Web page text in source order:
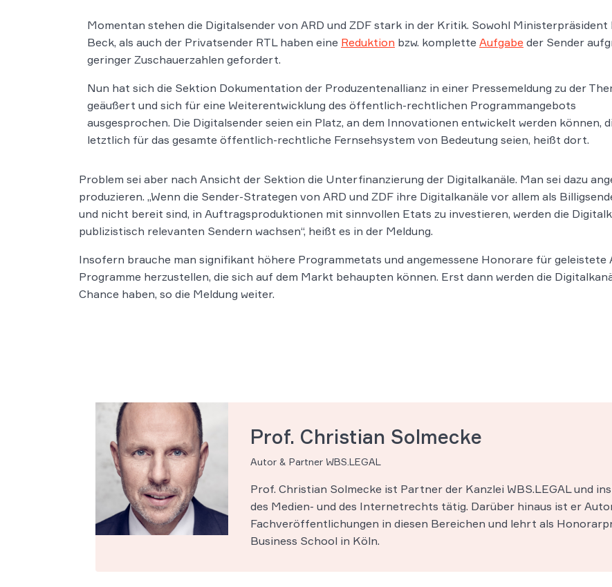
Momentan stehen die Digitalsender von ARD und ZDF stark in der Kritik. Sowohl
Beck, als auch der Privatsender RTL haben eine Reduktion bzw. komplette Aufgabe der Sender
geringer Zuschauerzahlen gefordert.
Nun hat sich die Sektion Dokumentation der Produzentenallianz in einer Pressemeldung zu der
geäußert und sich für eine Weiterentwicklung des öffentlich-rechtlichen Programmangebots
ausgesprochen. Die Digitalsender seien ein Platz, an dem Innovationen entwickelt werden können,
letztlich für das gesamte öffentlich-rechtliche Fernsehsystem von Bedeutung seien, heißt dort.
Problem sei aber nach Ansicht der Sektion die Unterfinanzierung der Digitalkanäle. Man sei dazu
produzieren. „Wenn die Sender-Strategen von ARD und ZDF ihre Digitalkanäle vor allem als
und nicht bereit sind, in Auftragsproduktionen mit sinnvollen Etats zu investieren, werden die
publizistisch relevanten Sendern wachsen“, heißt es in der Meldung.
Insofern brauche man signifikant höhere Programmetats und angemessene Honorare für
Programme herzustellen, die sich auf dem Markt behaupten können. Erst dann werden die
Chance haben, so die Meldung weiter.
Prof. Christian Solmecke
Autor & Partner WBS.LEGAL
Prof. Christian Solmecke ist Partner der Kanzlei WBS.LEGAL und
des Medien- und des Internetrechts tätig. Darüber hinaus ist er
Fachveröffentlichungen in diesen Bereichen und lehrt als
Business School in Köln.